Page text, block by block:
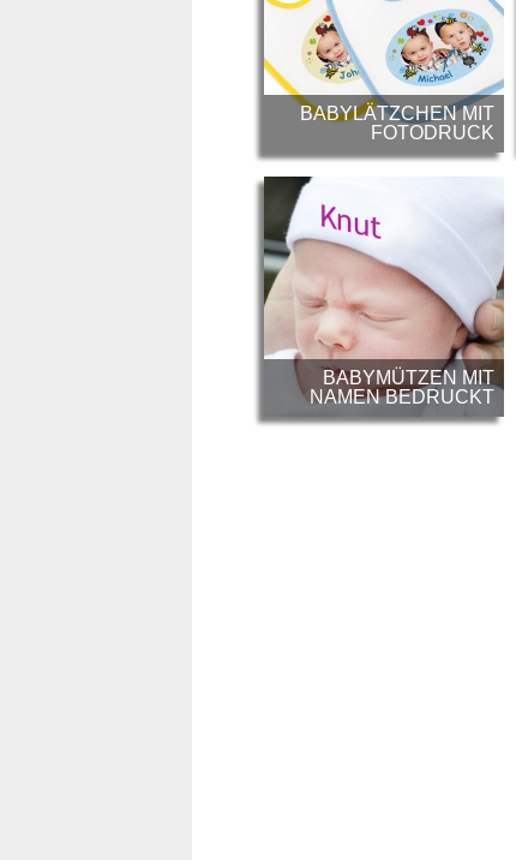
BABYLÄTZCHEN MIT
FOTODRUCK
BABYMÜTZEN MIT
NAMEN BEDRUCKT